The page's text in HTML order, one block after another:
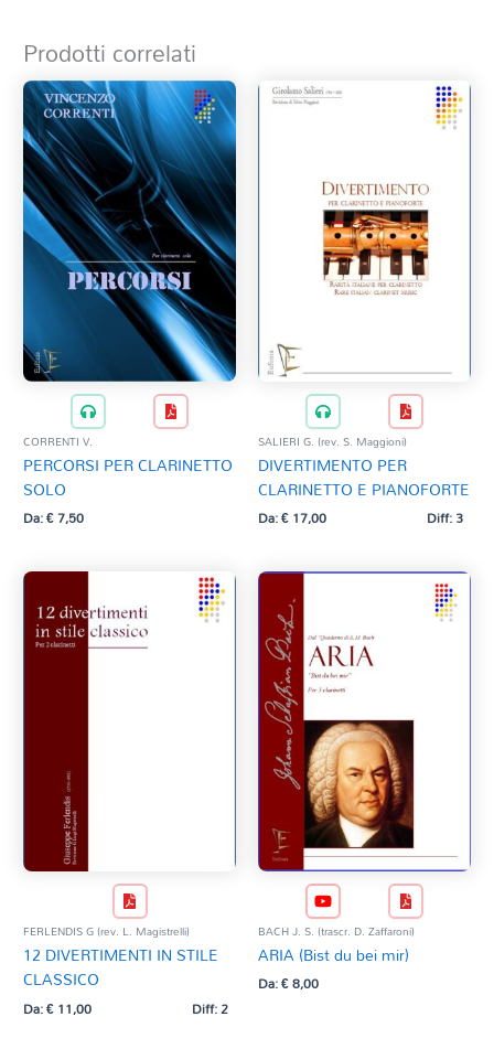
Prodotti correlati
CORRENTI V.
PERCORSI PER CLARINETTO
SOLO
Da:€7,50
SALIERI G. (rev. S. Maggioni)
DIVERTIMENTO PER
CLARINETTO E PIANOFORTE
Da:€17,00 Diff: 3
FERLENDIS G (rev. L. Magistrelli)
12 DIVERTIMENTI IN STILE
CLASSICO
Da:€11,00 Diff: 2
BACH J. S. (trascr. D. Zaffaroni)
ARIA (Bist du bei mir)
Da:€8,00